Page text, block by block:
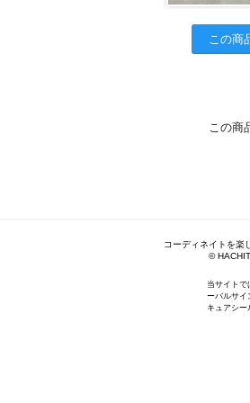
この商
この商
コーディネイトを楽
©
当サイトで
ーバルサイ
キュアシー